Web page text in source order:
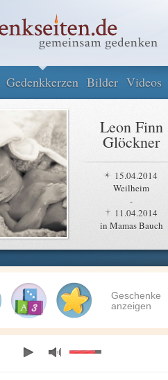
Gedenkkerzen Bilder Videos
Leon Finn
Glöckner
15.04.2014
Weilheim
-
11.04.2014
in Mamas Bauch
Geschenke
anzeigen